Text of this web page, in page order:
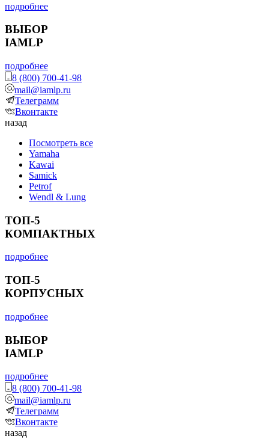
подробнее
ВЫБОР
IAMLP
подробнее
8 (800) 700-41-98
mail@iamlp.ru
Телеграмм
Вконтакте
назад
Посмотреть все
Yamaha
Kawai
Samick
Petrof
Wendl & Lung
ТОП-5
КОМПАКТНЫХ
подробнее
ТОП-5
КОРПУСНЫХ
подробнее
ВЫБОР
IAMLP
подробнее
8 (800) 700-41-98
mail@iamlp.ru
Телеграмм
Вконтакте
назад